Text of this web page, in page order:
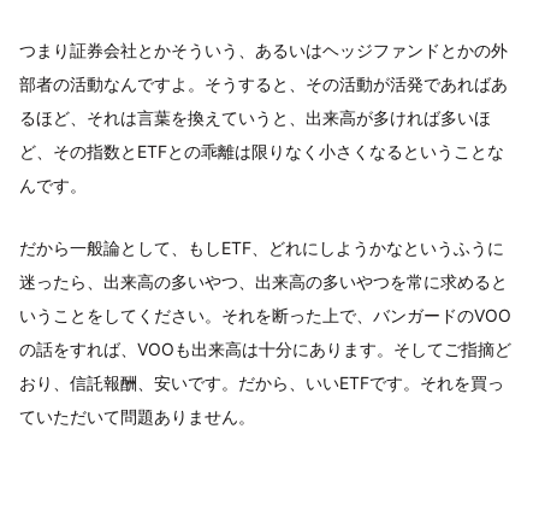
つまり証券会社とかそういう、あるいはヘッジファンドとかの外
部者の活動なんですよ。そうすると、その活動が活発であればあ
るほど、それは言葉を換えていうと、出来高が多ければ多いほ
ど、その指数とETFとの乖離は限りなく小さくなるということな
んです。
だから一般論として、もしETF、どれにしようかなというふうに
迷ったら、出来高の多いやつ、出来高の多いやつを常に求めると
いうことをしてください。それを断った上で、バンガードのVOO
の話をすれば、VOOも出来高は十分にあります。そしてご指摘ど
おり、信託報酬、安いです。だから、いいETFです。それを買っ
ていただいて問題ありません。